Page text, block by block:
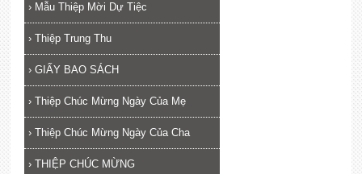
› Mẫu Thiệp Mời Dự Tiệc
› Thiệp Trung Thu
› GIẤY BAO SÁCH
› Thiệp Chúc Mừng Ngày Của Mẹ
› Thiệp Chúc Mừng Ngày Của Cha
› THIỆP CHÚC MỪNG